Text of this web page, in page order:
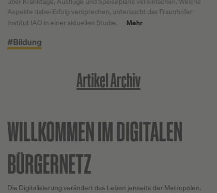
Aspekte dabei Erfolg versprechen, untersucht das Fraunhofer-
Institut IAO in einer aktuellen Studie.
Mehr
#Bildung
Artikel Archiv
WILLKOMMEN IM DIGITALEN
BÜRGERNETZ
Die Digitalisierung verändert das Leben jenseits der Metropolen.